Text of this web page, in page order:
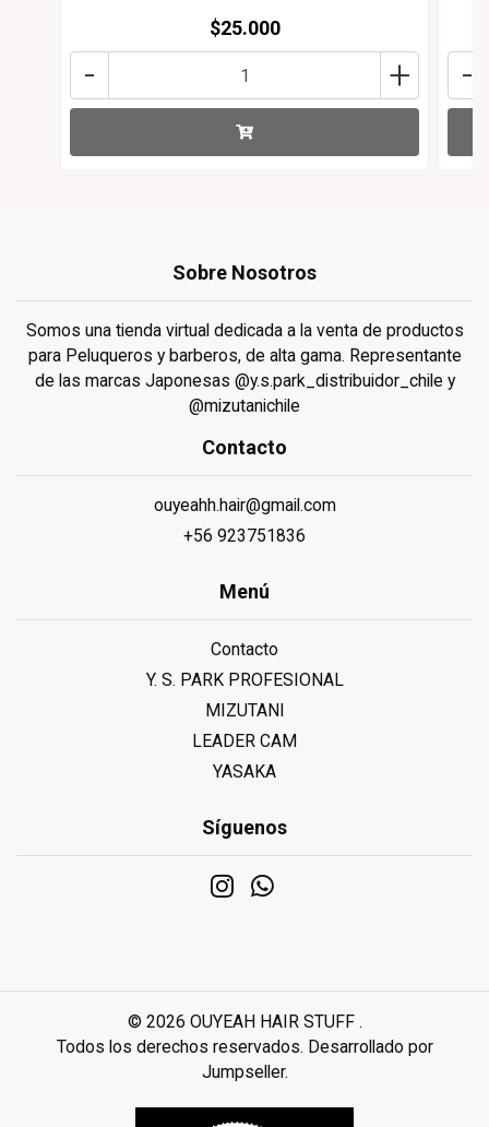
$25.000
+
- -
Sobre Nosotros
Somos una tienda virtual dedicada a la venta de productos
para Peluqueros y barberos, de alta gama. Representante
de las marcas Japonesas @y.s.park_distribuidor_chile y
@mizutanichile
Contacto
ouyeahh.hair@gmail.com
+56 923751836
Menú
Contacto
Y. S. PARK PROFESIONAL
MIZUTANI
LEADER CAM
YASAKA
Síguenos
© 2026 OUYEAH HAIR STUFF .
Todos los derechos reservados. Desarrollado por
Jumpseller.